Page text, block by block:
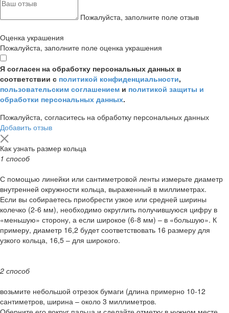
Пожалуйста, заполните поле отзыв
Оценка украшения
Пожалуйста, заполните поле оценка украшения
Я согласен на обработку персональных данных в
соответствии с политикой конфиденциальности,
пользовательским соглашением и политикой защиты и
обработки персональных данных.
Пожалуйста, согласитесь на обработку персональных данных
Добавить отзыв
Как узнать размер кольца
1 способ
С помощью линейки или сантиметровой ленты измерьте диаметр
внутренней окружности кольца, выраженный в миллиметрах.
Если вы собираетесь приобрести узкое или средней ширины
колечко (2-6 мм), необходимо округлить получившуюся цифру в
«меньшую» сторону, а если широкое (6-8 мм) – в «большую». К
примеру, диаметр 16,2 будет соответствовать 16 размеру для
узкого кольца, 16,5 – для широкого.
2 способ
возьмите небольшой отрезок бумаги (длина примерно 10-12
сантиметров, ширина – около 3 миллиметров.